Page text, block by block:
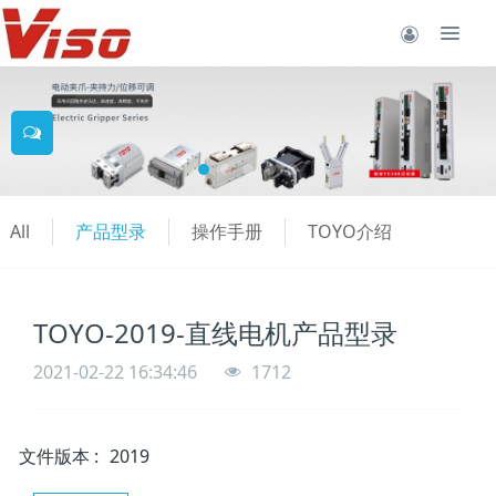
All 产品型录 操作手册 TOYO介绍
TOYO-2019-直线电机产品型录
2021-02-22 16:34:46 1712
文件版本 : 2019